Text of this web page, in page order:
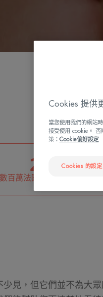
2.5
數百萬法國女性患有濕疹
少見，但它們並不為大
Cookies 提供
當您使用我們的網站
接受使用 cookie。 否
策： Cookie偏好設定
Cookies 的設定